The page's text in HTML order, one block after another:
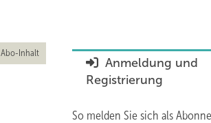
Abo-Inhalt
Anmeldung und
Registrierung
So melden Sie sich als